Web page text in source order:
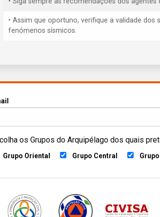
• Assim que oportuno, verifique a validade
fenómenos sísmicos.
os Grupos do Arquipélago dos quais
Grupo Oriental Grupo Central